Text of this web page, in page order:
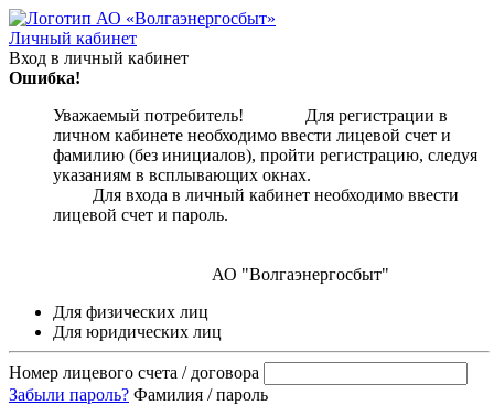
Личный кабинет
Вход в личный кабинет
Ошибка!
Уважаемый потребитель! Для регистрации в
личном кабинете необходимо ввести лицевой счет и
фамилию (без инициалов), пройти регистрацию, следуя
указаниям в всплывающих окнах.
Для входа в личный кабинет необходимо ввести
лицевой счет и пароль.
АО "Волгаэнергосбыт"
Для физических лиц
Для юридических лиц
Номер лицевого счета / договора
Забыли пароль? Фамилия / пароль